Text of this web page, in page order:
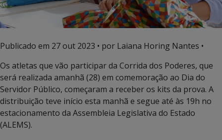
Publicado em 27 out 2023 • por Laiana Horing Nantes •
Os atletas que vão participar da Corrida dos Poderes, que
será realizada amanhã (28) em comemoração ao Dia do
Servidor Público, começaram a receber os kits da prova. A
distribuição teve início esta manhã e segue até às 19h no
estacionamento da Assembleia Legislativa do Estado
(ALEMS).